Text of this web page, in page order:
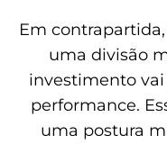
Em
uma divisão
investimento vai
performance.
uma postura